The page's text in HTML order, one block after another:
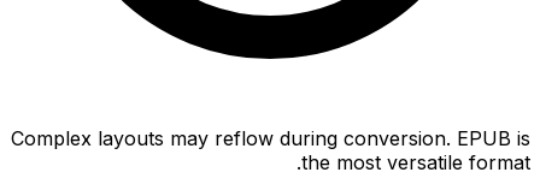
Complex layouts may reflow during conversion. EPUB is
the most versatile format.